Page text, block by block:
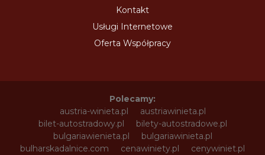
Kontakt
Usługi Internetowe
Oferta Współpracy
Polecamy:
austria-winieta.pl
austriawinieta.pl
bilet-autostradowy.pl
bilety-autostradowe.pl
bulgariawienieta.pl
bulgariawinieta.pl
bulharskadalnice.com
cenawiniety.pl
cenywiniet.pl